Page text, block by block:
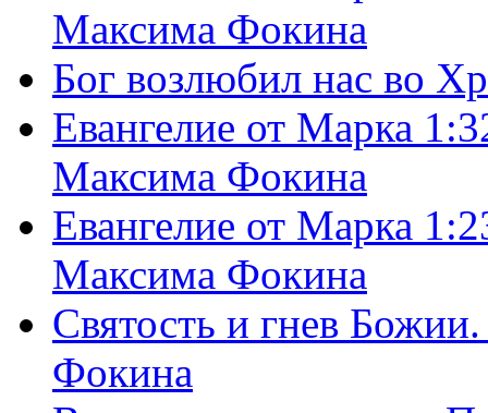
Максима Фокина
Бог возлюбил нас во
Евангелие от Марка
Максима Фокина
Евангелие от Марка
Максима Фокина
Святость и гнев
Фокина